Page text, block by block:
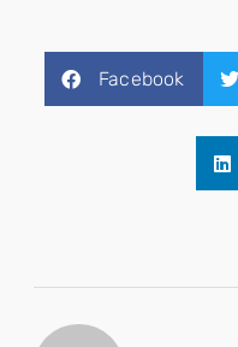
Facebook